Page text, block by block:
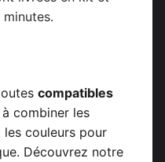
minutes.
compatibles
combiner les
couleurs pour
Découvrez notre